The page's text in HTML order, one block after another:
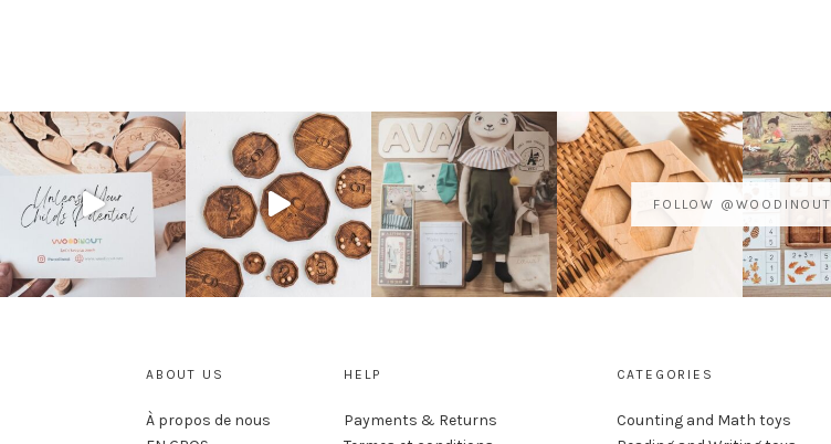
FOLLOW @WOODINOUT
ABOUT US
À propos de nous
HELP
Payments & Returns
CATEGORIES
Counting and Math toys